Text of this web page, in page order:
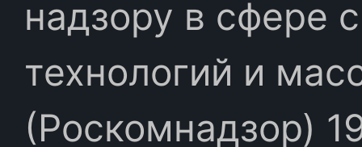
надзору в сфере
технологий и
(Роскомнадзор)